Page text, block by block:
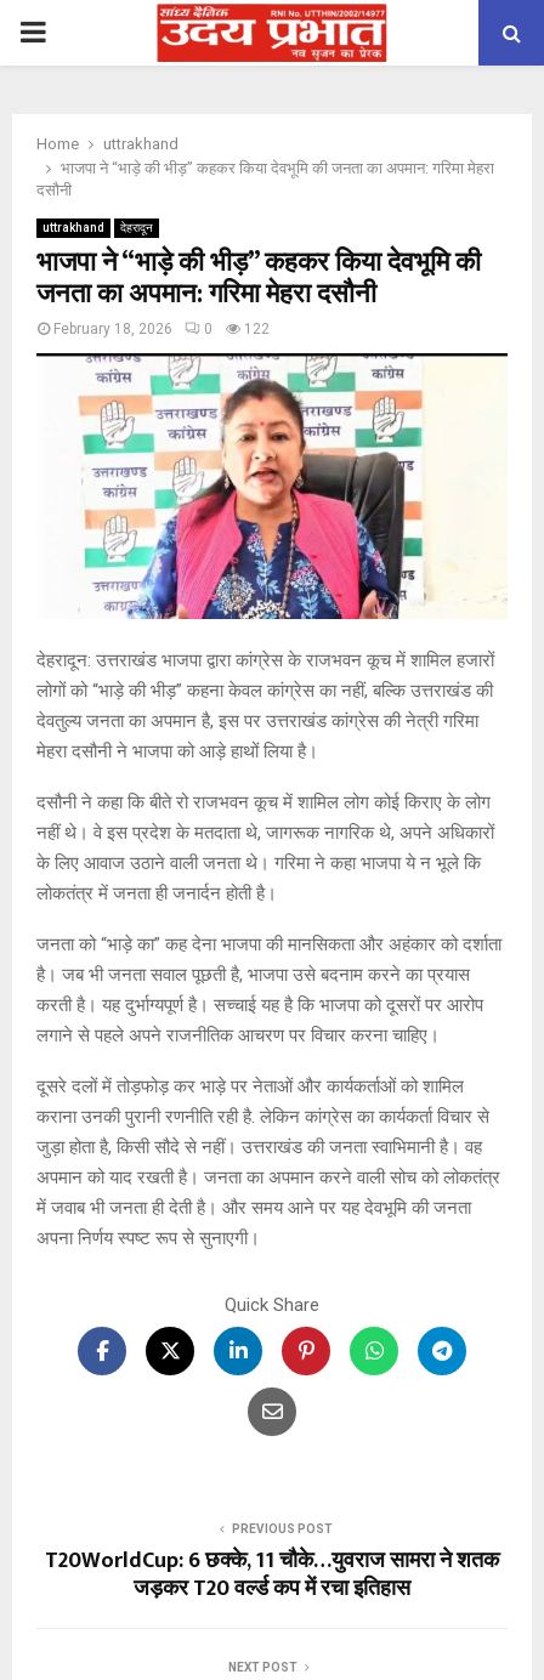
PRIMARY
Home
uttrakhand
भाजपा ने “भाड़े की भीड़” कहकर किया देवभूमि की जनता का अपमान: गरिमा मेहरा
दसौनी
uttrakhand देहरादून
भाजपा ने “भाड़े की भीड़” कहकर किया देवभूमि की
जनता का अपमान: गरिमा मेहरा दसौनी
February 18, 2026 0 122
देहरादून: उत्तराखंड भाजपा द्वारा कांग्रेस के राजभवन कूच में शामिल हजारों
लोगों को “भाड़े की भीड़” कहना केवल कांग्रेस का नहीं, बल्कि उत्तराखंड की
देवतुल्य जनता का अपमान है, इस पर उत्तराखंड कांग्रेस की नेत्री गरिमा
मेहरा दसौनी ने भाजपा को आड़े हाथों लिया है।
दसौनी ने कहा कि बीते रो राजभवन कूच में शामिल लोग कोई किराए के लोग
नहीं थे। वे इस प्रदेश के मतदाता थे, जागरूक नागरिक थे, अपने अधिकारों
के लिए आवाज उठाने वाली जनता थे। गरिमा ने कहा भाजपा ये न भूले कि
लोकतंत्र में जनता ही जनार्दन होती है।
जनता को “भाड़े का” कह देना भाजपा की मानसिकता और अहंकार को दर्शाता
है। जब भी जनता सवाल पूछती है, भाजपा उसे बदनाम करने का प्रयास
करती है। यह दुर्भाग्यपूर्ण है। सच्चाई यह है कि भाजपा को दूसरों पर आरोप
लगाने से पहले अपने राजनीतिक आचरण पर विचार करना चाहिए।
दूसरे दलों में तोड़फोड़ कर भाड़े पर नेताओं और कार्यकर्ताओं को शामिल
कराना उनकी पुरानी रणनीति रही है. लेकिन कांग्रेस का कार्यकर्ता विचार से
जुड़ा होता है, किसी सौदे से नहीं। उत्तराखंड की जनता स्वाभिमानी है। वह
अपमान को याद रखती है। जनता का अपमान करने वाली सोच को लोकतंत्र
में जवाब भी जनता ही देती है। और समय आने पर यह देवभूमि की जनता
अपना निर्णय स्पष्ट रूप से सुनाएगी।
Quick Share
PREVIOUS POST
T20WorldCup: 6 छक्के, 11 चौके…युवराज सामरा ने शतक
जड़कर T20 वर्ल्ड कप में रचा इतिहास
NEXT POST